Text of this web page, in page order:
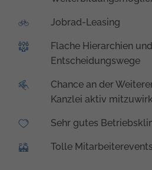
Jobrad-Leasing
Flache Hierarchien
Entscheidungswege
Chance an der
Kanzlei aktiv
Sehr gutes
Tolle